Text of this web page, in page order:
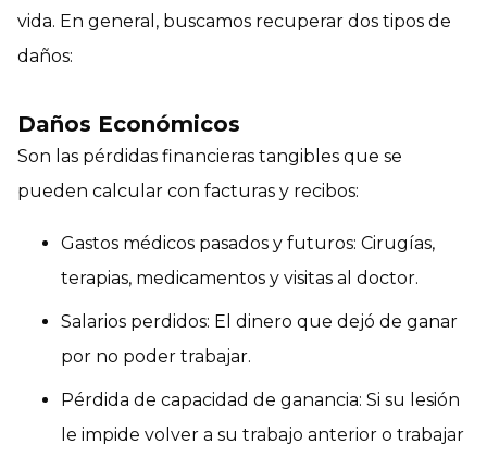
vida. En general, buscamos recuperar dos tipos de
daños:
Daños Económicos
Son las pérdidas financieras tangibles que se
pueden calcular con facturas y recibos:
Gastos médicos pasados y futuros: Cirugías,
terapias, medicamentos y visitas al doctor.
Salarios perdidos: El dinero que dejó de ganar
por no poder trabajar.
Pérdida de capacidad de ganancia: Si su lesión
le impide volver a su trabajo anterior o trabajar